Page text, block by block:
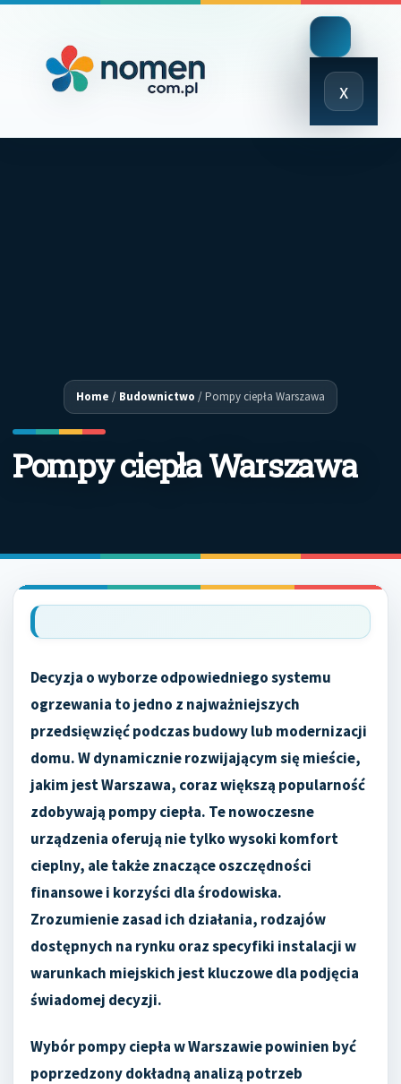
x
Close
Menu
Home / Budownictwo /Pompy ciepła Warszawa
Pompy ciepła Warszawa
Decyzja o wyborze odpowiedniego systemu
ogrzewania to jedno z najważniejszych
przedsięwzięć podczas budowy lub modernizacji
domu. W dynamicznie rozwijającym się mieście,
jakim jest Warszawa, coraz większą popularność
zdobywają pompy ciepła. Te nowoczesne
urządzenia oferują nie tylko wysoki komfort
cieplny, ale także znaczące oszczędności
finansowe i korzyści dla środowiska.
Zrozumienie zasad ich działania, rodzajów
dostępnych na rynku oraz specyfiki instalacji w
warunkach miejskich jest kluczowe dla podjęcia
świadomej decyzji.
Wybór pompy ciepła w Warszawie powinien być
poprzedzony dokładną analizą potrzeb